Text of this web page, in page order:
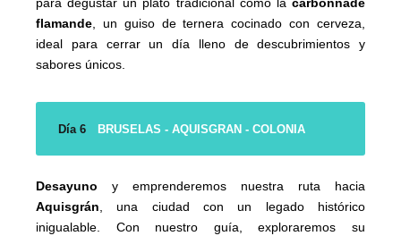
para degustar un plato tradicional como la carbonnade
flamande, un guiso de ternera cocinado con cerveza,
ideal para cerrar un día lleno de descubrimientos y
sabores únicos.
Día 6 BRUSELAS - AQUISGRAN - COLONIA
Desayuno y emprenderemos nuestra ruta hacia
Aquisgrán, una ciudad con un legado histórico
inigualable. Con nuestro guía, exploraremos su